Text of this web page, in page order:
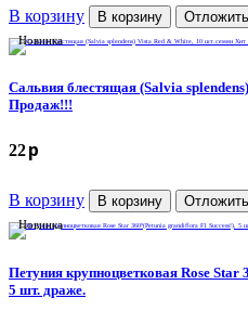
В корзину В корзину Отложить
Новинка
Сальвия блестящая (Salvia
Продаж!!!
22p
В корзину В корзину Отложить
Новинка
Петуния крупноцветковая Rose Star
5 шт. драже.